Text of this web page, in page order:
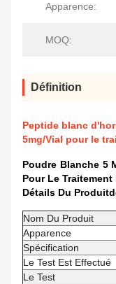
Apparence:
MOQ:
Définition
Peptide blanc
5mg/Vial pour le
Poudre Blanche 5
Pour Le
Détails Du Produit
Nom Du Produit
Apparence
Spécification
Le Test Est Effectué
Le Test